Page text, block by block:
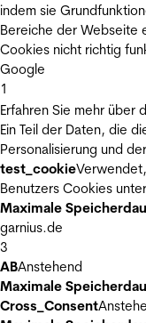
indem sie
Bereiche der Webseite
Cookies nicht richtig
Google
1
Erfahren Sie mehr über
Ein Teil der Daten, die
Personalisierung und
test_cookie
Benutzers Cookies
Maximale
garnius.de
3
ABAnstehend
Maximale
Cross_Consent